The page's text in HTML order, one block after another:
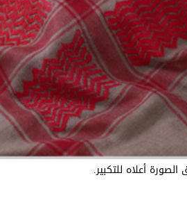
أعلاه للتكبير.